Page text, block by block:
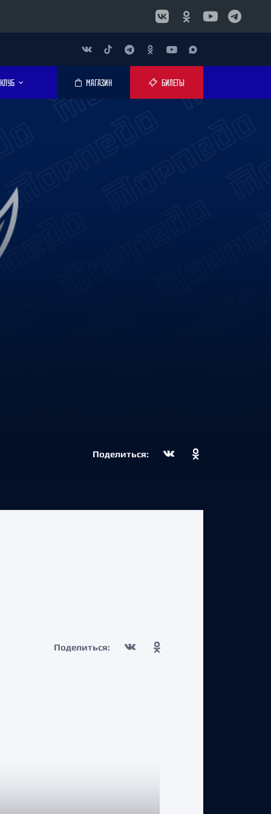
КЛУБ МАГАЗИН БИЛЕТЫ
Поделиться:
Поделиться: